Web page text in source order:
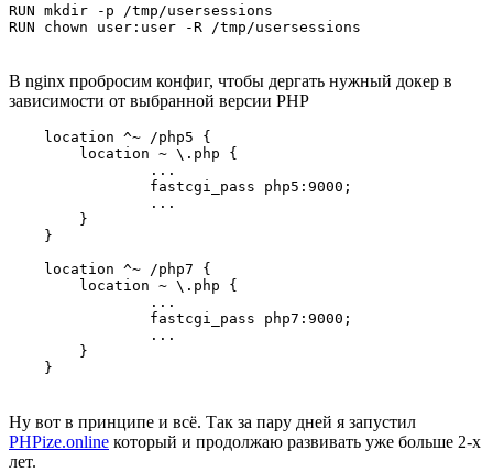
RUN mkdir -p /tmp/usersessions
RUN chown user:user -R /tmp/usersessions
В nginx пробросим конфиг, чтобы дергать нужный докер в
зависимости от выбранной версии PHP
    location ^~ /php5 {
        location ~ \.php {
                ...
                fastcgi_pass php5:9000;
                ...
        }
    }
    location ^~ /php7 {
        location ~ \.php {
                ...
                fastcgi_pass php7:9000;
                ...
        }
    }
Ну вот в принципе и всё. Так за пару дней я запустил
PHPize.online который и продолжаю развивать уже больше 2-х
лет.